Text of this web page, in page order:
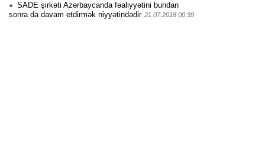
SADE şirkəti Azərbaycanda fəaliyyətini bundan
sonra da davam etdirmək niyyətindədir 21.07.2018 00:39